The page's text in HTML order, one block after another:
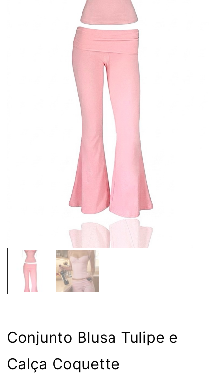
Conjunto Blusa Tulipe e
Calça Coquette